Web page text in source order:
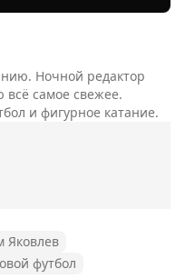
Ночной редактор
всё самое свежее.
и фигурное катание.
Яковлев
футбол